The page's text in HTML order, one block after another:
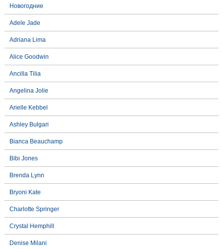
Новогодние
Adele Jade
Adriana Lima
Alice Goodwin
Ancilla Tilia
Angelina Jolie
Arielle Kebbel
Ashley Bulgari
Bianca Beauchamp
Bibi Jones
Brenda Lynn
Bryoni Kate
Charlotte Springer
Crystal Hemphill
Denise Milani